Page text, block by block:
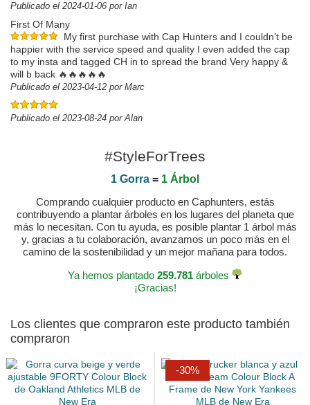
Publicado el 2024-01-06 por Ian
First Of Many
My first purchase with Cap Hunters and I couldn’t be
happier with the service speed and quality I even added the cap
to my insta and tagged CH in to spread the brand Very happy &
will b back 🔥🔥🔥🔥🔥
Publicado el 2023-04-12 por Marc
Publicado el 2023-08-24 por Alan
#StyleForTrees
1 Gorra = 1 Árbol
Comprando cualquier producto en Caphunters, estás
contribuyendo a plantar árboles en los lugares del planeta que
más lo necesitan. Con tu ayuda, es posible plantar 1 árbol más
y, gracias a tu colaboración, avanzamos un poco más en el
camino de la sostenibilidad y un mejor mañana para todos.
Ya hemos plantado 259.781 árboles
¡Gracias!
Los clientes que compraron este producto también
compraron
-30%